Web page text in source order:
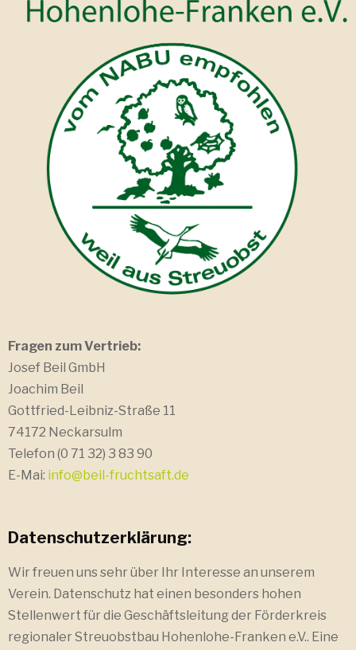
Fragen zum Vertrieb:
Josef Beil GmbH
Joachim Beil
Gottfried-Leibniz-Straße 11
74172 Neckarsulm
Telefon (0 71 32) 3 83 90
E-Mai: info@beil-fruchtsaft.de
Datenschutzerklärung:
Wir freuen uns sehr über Ihr Interesse an unserem
Verein. Datenschutz hat einen besonders hohen
Stellenwert für die Geschäftsleitung der Förderkreis
regionaler Streuobstbau Hohenlohe-Franken e.V.. Eine